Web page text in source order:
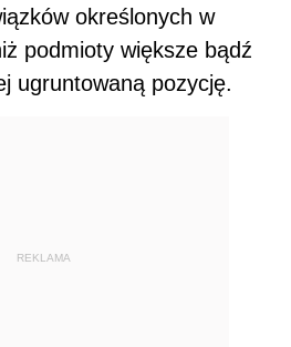
określonych w
podmioty większe bądź
ugruntowaną pozycję.
REKLAMA